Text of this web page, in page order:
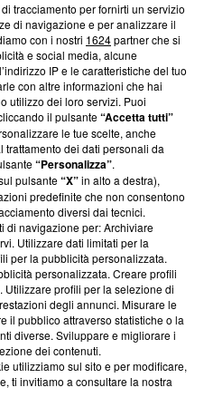
trasparenti su Blasting
e su come ci impegniamo a
la nostra aderenza a
Blasting News non è
ma ha richiesto di farne
effettuato una verifica di
Via Carlo Frasca, 3 - 6900
tracciamento per fornirti un servizio
di navigazione e per analizzare il
con i nostri 1624partner che si
e social media, alcune
IP e le caratteristiche del tuo
con altre informazioni che hai
utilizzo dei loro servizi. Puoi
il pulsante“Accetta tutti”
le tue scelte, anche
dei dati personali da
“Personalizza”.
pulsante“X”in alto a destra),
predefinite che non consentono
diversi dai tecnici.
di navigazione per: Archiviare
Utilizzare dati limitati per la
per la pubblicità personalizzata.
personalizzata. Creare profili
profili per la selezione di
degli annunci. Misurare le
il pubblico attraverso statistiche o la
diverse. Sviluppare e migliorare i
dei contenuti.
utilizziamo sul sito e per modificare,
ti invitiamo a consultare la nostra